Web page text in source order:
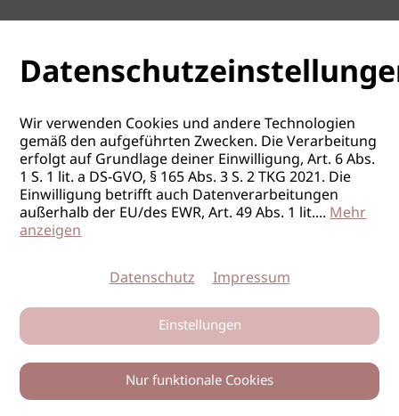
Wir verwenden Cookies und andere Technologien
gemäß den aufgeführten Zwecken. Die Verarbeitung
erfolgt auf Grundlage deiner Einwilligung, Art. 6 Abs.
1 S. 1 lit. a DS-GVO, § 165 Abs. 3 S. 2 TKG 2021. Die
Einwilligung betrifft auch Datenverarbeitungen
außerhalb der EU/des EWR, Art. 49 Abs. 1 lit....Mehr
anzeigen
Datenschutz Impressum
Einstellungen
Nur funktionale Cookies